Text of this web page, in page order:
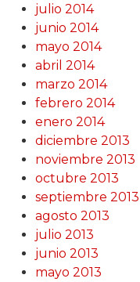
julio 2014
junio 2014
mayo 2014
abril 2014
marzo 2014
febrero 2014
enero 2014
diciembre 2013
noviembre 2013
octubre 2013
septiembre 2013
agosto 2013
julio 2013
junio 2013
mayo 2013